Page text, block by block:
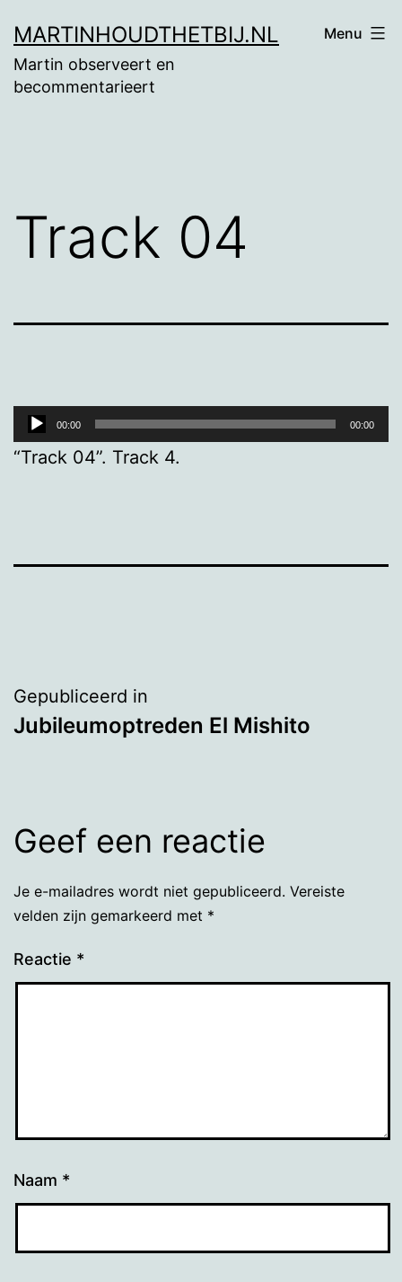
naar
de
MARTINHOUDTHETBIJ.NL
Martin observeert en
becommentarieert
Menu
Track 04
Audiospeler
00:00 00:00
“Track 04”. Track 4.
Bericht
navigatie
Gepubliceerd in
Jubileumoptreden El Mishito
Geef een reactie
Je e-mailadres wordt niet gepubliceerd. Vereiste
velden zijn gemarkeerd met *
Reactie *
Naam *